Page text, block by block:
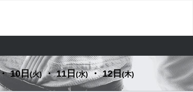
10日(火)・ 11日(水)・ 12日(木)